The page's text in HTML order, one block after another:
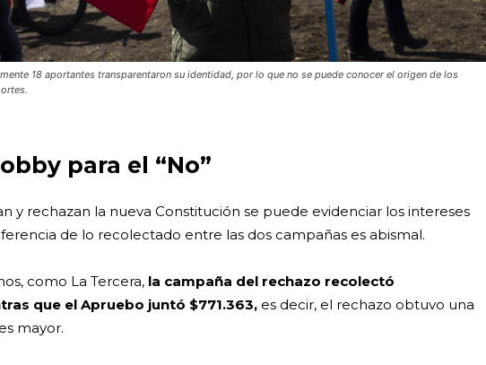
18 aportantes transparentaron su identidad, por lo que no se puede conocer el origen de los
para el “No”
y rechazan la nueva Constitución se puede evidenciar los intereses
de lo recolectado entre las dos campañas es abismal.
como La Tercera, la campaña del rechazo recolectó
que el Apruebo juntó $771.363, es decir, el rechazo obtuvo una
mayor.